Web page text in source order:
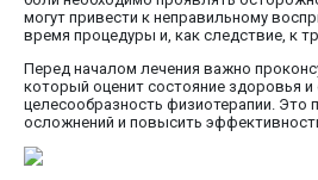
могут привести к неправильному
время процедуры и, как следствие, к
Перед началом лечения важно
который оценит состояние здоровья и
целесообразность физиотерапии. Это
осложнений и повысить